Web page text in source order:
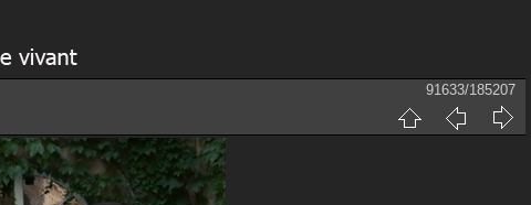
91633/185207